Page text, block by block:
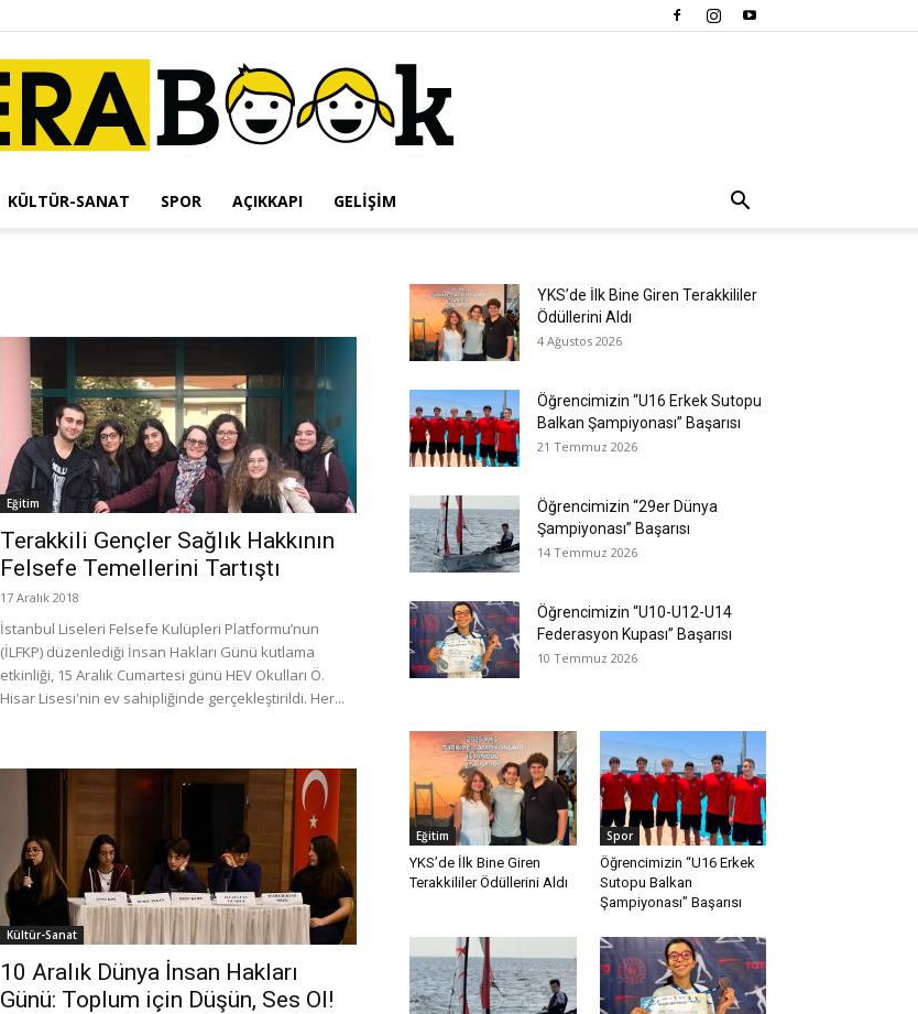
KÜLTÜR-SANAT SPOR AÇIKKAPI GELIŞIM
Eğitim
Terakkili Gençler Sağlık Hakkının
Felsefe Temellerini Tartıştı
17 Aralık 2018
İstanbul Liseleri Felsefe Kulüpleri Platformu’nun
(İLFKP) düzenlediği İnsan Hakları Günü kutlama
etkinliği, 15 Aralık Cumartesi günü HEV Okulları Ö.
Hisar Lisesi'nin ev sahipliğinde gerçekleştirildi. Her...
Kültür-Sanat
10 Aralık Dünya İnsan Hakları
Günü: Toplum için Düşün, Ses Ol!
YKS’de İlk Bine Giren Terakkililer
Ödüllerini Aldı
4 Ağustos 2026
Öğrencimizin “U16 Erkek Sutopu
Balkan Şampiyonası” Başarısı
21 Temmuz 2026
Öğrencimizin “29er Dünya
Şampiyonası” Başarısı
14 Temmuz 2026
Öğrencimizin “U10-U12-U14
Federasyon Kupası” Başarısı
10 Temmuz 2026
Eğitim
YKS’de İlk Bine Giren
Terakkililer Ödüllerini Aldı
Spor
Öğrencimizin “U16 Erkek
Sutopu Balkan
Şampiyonası” Başarısı